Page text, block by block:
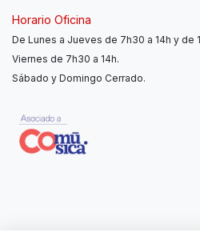
Horario Oficina
De Lunes a Jueves de 7h30 a 14h y de
Viernes de 7h30 a 14h.
Sábado y Domingo Cerrado.